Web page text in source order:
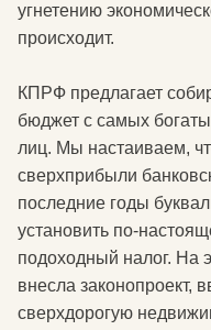
угнетению
происходит.
КПРФ предлагает
бюджет с самых
лиц. Мы настаиваем,
сверхприбыли
последние годы
установить по-
подоходный налог. На
внесла законопроект,
сверхдорогую